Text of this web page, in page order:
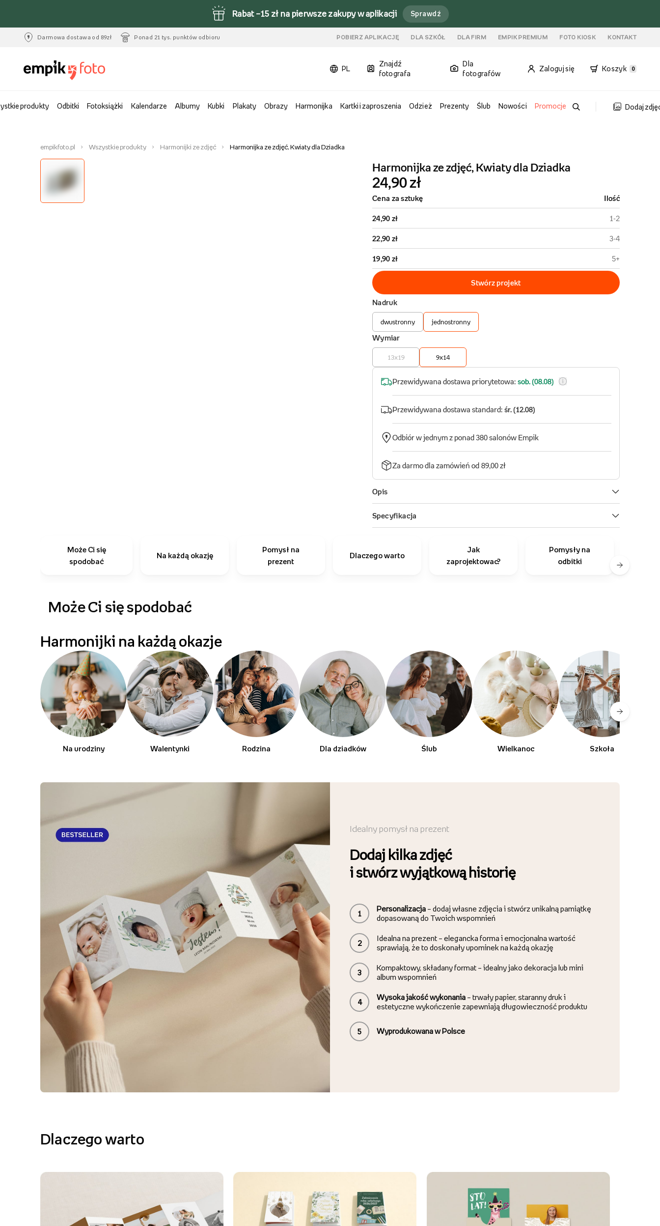
Rabat –15 zł na pierwsze zakupy w aplikacji Sprawdź
Darmowa dostawa od 89zł Ponad 21 tys. punktów odbioru POBIERZ APLIKACJĘ DLA SZKÓŁ DLA FIRM EMPIK PREMIUM FOTO KIOSK KONTAKT
PL
Znajdź
fotografa
Dla
fotografów
Zaloguj się Koszyk 0
produkty Odbitki Fotoksiążki Kalendarze Albumy Kubki Plakaty Obrazy Harmonijka Kartki i zaproszenia Odzież Prezenty Ślub Nowości Promocje Dodaj
empikfoto.pl Wszystkie produkty Harmonijki ze zdjęć Harmonijka ze zdjęć, Kwiaty dla Dziadka
Może Ci się
spodobać
Na każdą okazję
Pomysł na
prezent
Dlaczego warto
Jak
zaprojektowac?
Pomysły na
odbitki
Może Ci się spodobać
Harmonijki na każdą okazje
Na urodziny Walentynki Rodzina Dla dziadków Ślub Wielkanoc Szkoła
Idealny pomysł na prezent
Dodaj kilka zdjęć
i stwórz wyjątkową historię
1
Personalizacja – dodaj własne zdjęcia i stwórz unikalną pamiątkę
dopasowaną do Twoich wspomnień
2
Idealna na prezent – elegancka forma i emocjonalna wartość
sprawiają, że to doskonały upominek na każdą okazję
3
Kompaktowy, składany format – idealny jako dekoracja lub mini
album wspomnień
4
Wysoka jakość wykonania – trwały papier, staranny druk i
estetyczne wykończenie zapewniają długowieczność produktu
5 Wyprodukowana w Polsce
Dlaczego warto